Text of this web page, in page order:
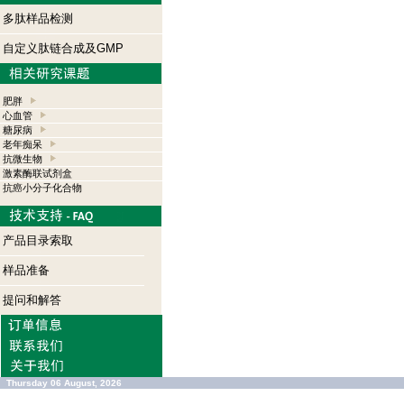
多肽样品检测
自定义肽链合成及GMP
肥胖
心血管
糖尿病
老年痴呆
抗微生物
激素酶联试剂盒
抗癌小分子化合物
产品目录索取
样品准备
提问和解答
Thursday 06 August, 2026